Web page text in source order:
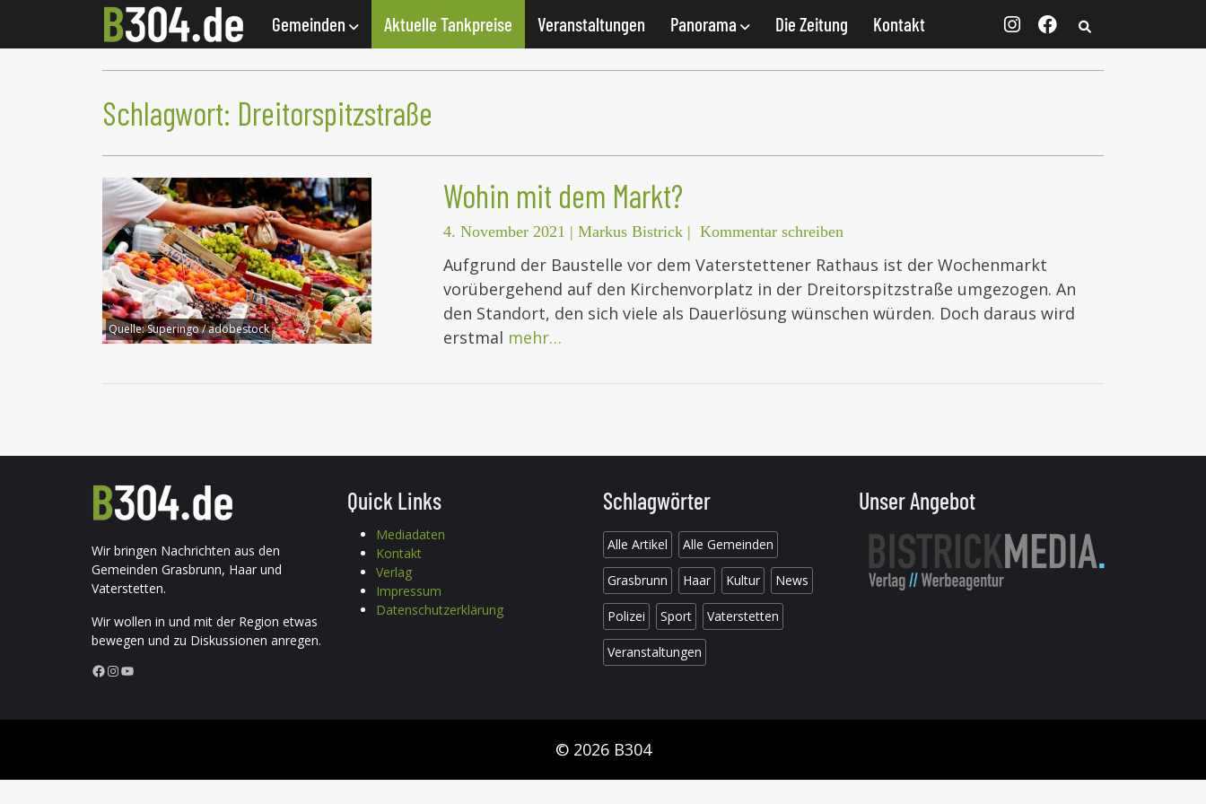
Gemeinden Aktuelle Tankpreise Veranstaltungen Panorama Die Zeitung Kontakt
Schlagwort: Dreitorspitzstraße
Quelle:Superingo / adobestock
Wohin mit dem Markt?
4. November 2021 | Markus Bistrick | Kommentar schreiben
Aufgrund der Baustelle vor dem Vaterstettener Rathaus ist der Wochenmarkt
vorübergehend auf den Kirchenvorplatz in der Dreitorspitzstraße umgezogen. An
den Standort, den sich viele als Dauerlösung wünschen würden. Doch daraus wird
erstmal mehr…
Wir bringen Nachrichten aus den
Gemeinden Grasbrunn, Haar und
Vaterstetten.
Wir wollen in und mit der Region etwas
bewegen und zu Diskussionen anregen.
Facebook InstagramYouTube
Quick Links
Mediadaten
Kontakt
Verlag
Impressum
Datenschutzerklärung
Schlagwörter
Alle Artikel Alle Gemeinden
Grasbrunn Haar Kultur News
Polizei Sport Vaterstetten
Veranstaltungen
Unser Angebot
© 2026 B304